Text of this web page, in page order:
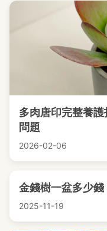
多肉唐印完整養
問題
2026-02-06
金錢樹一盆多少
2025-11-19